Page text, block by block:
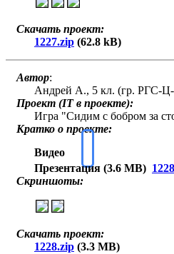
Скачать проект:
1227.zip (62.8 kB)
Автор:
Андрей А., 5 кл. (гр. РГС-
Проект (IT в проекте):
Игра "Сидим с бобром за
Кратко о проекте:
Видео
Презентация (3.6 MB)
Скриншоты:
Скачать проект:
1228.zip (3.3 MB)